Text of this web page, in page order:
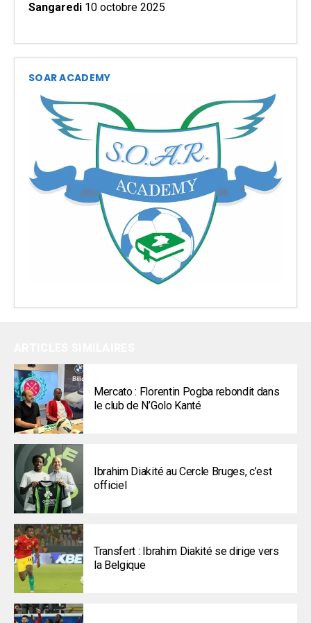
Sangaredi 10 octobre 2025
SOAR ACADEMY
Mercato : Florentin Pogba rebondit dans
le club de N’Golo Kanté
Ibrahim Diakité au Cercle Bruges, c’est
officiel
Transfert : Ibrahim Diakité se dirige vers
la Belgique